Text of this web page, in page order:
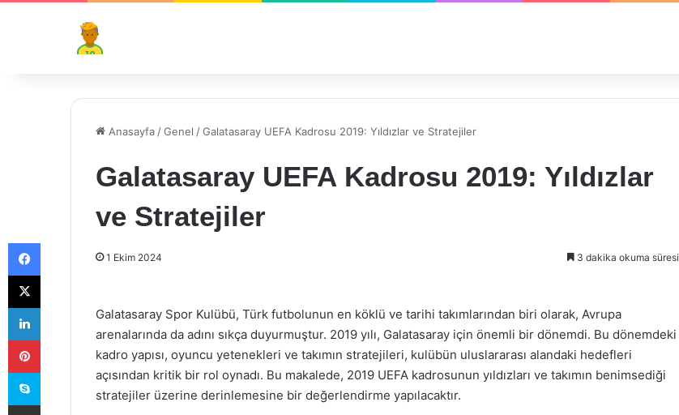
Anasayfa /Genel /Galatasaray UEFA Kadrosu 2019: Yıldızlar ve Stratejiler
Galatasaray UEFA Kadrosu 2019: Yıldızlar
ve Stratejiler
1 Ekim 2024 3 dakika okuma süresi
Galatasaray Spor Kulübü, Türk futbolunun en köklü ve tarihi takımlarından biri olarak, Avrupa
arenalarında da adını sıkça duyurmuştur. 2019 yılı, Galatasaray için önemli bir dönemdi. Bu dönemdeki
kadro yapısı, oyuncu yetenekleri ve takımın stratejileri, kulübün uluslararası alandaki hedefleri
açısından kritik bir rol oynadı. Bu makalede, 2019 UEFA kadrosunun yıldızları ve takımın benimsediği
stratejiler üzerine derinlemesine bir değerlendirme yapılacaktır.
Facebook
X
LinkedIn
Pinterest
Skype
E-Posta ile paylaş